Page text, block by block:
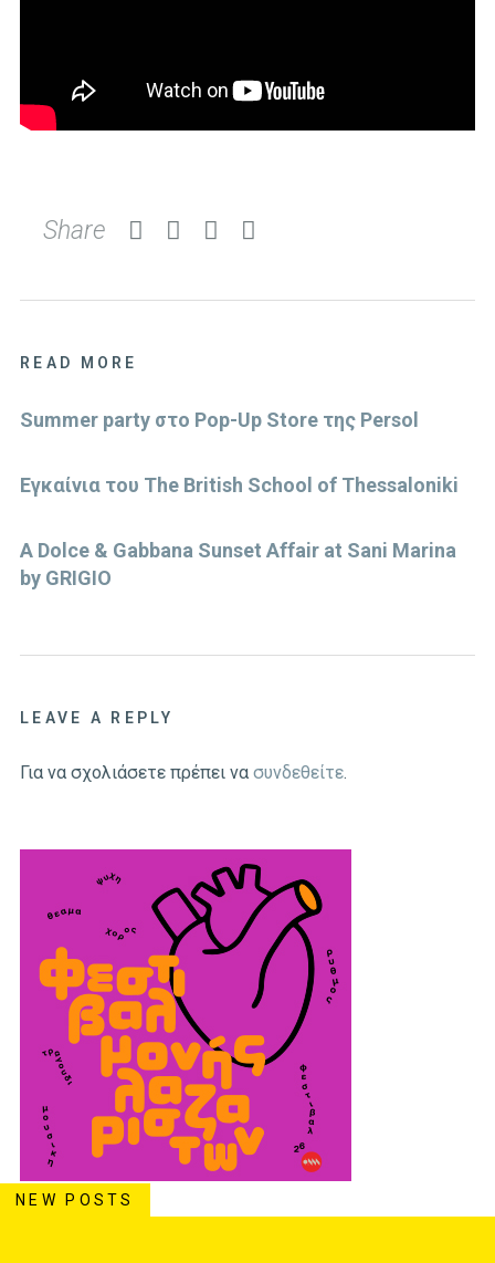
Share
READ MORE
Summer party στο Pop-Up Store της Persol
Eγκαίνια του The British School of Thessaloniki
A Dolce & Gabbana Sunset Affair at Sani Marina
by GRIGIO
LEAVE A REPLY
Για να σχολιάσετε πρέπει να συνδεθείτε.
NEW POSTS